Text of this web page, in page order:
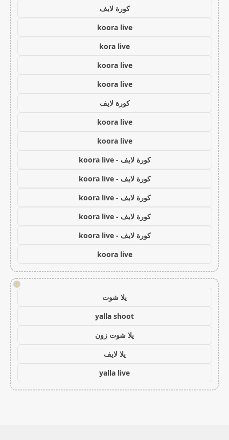
كورة لايف
koora live
kora live
koora live
koora live
كورة لايف
koora live
koora live
كورة لايف - koora live
كورة لايف - koora live
كورة لايف - koora live
كورة لايف - koora live
كورة لايف - koora live
koora live
!
يلا شوت
yalla shoot
يلا شوت زون
يلا لايف
yalla live